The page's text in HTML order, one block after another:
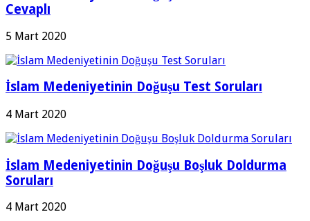
Cevaplı
5 Mart 2020
İslam Medeniyetinin Doğuşu Test Soruları
4 Mart 2020
İslam Medeniyetinin Doğuşu Boşluk Doldurma
Soruları
4 Mart 2020